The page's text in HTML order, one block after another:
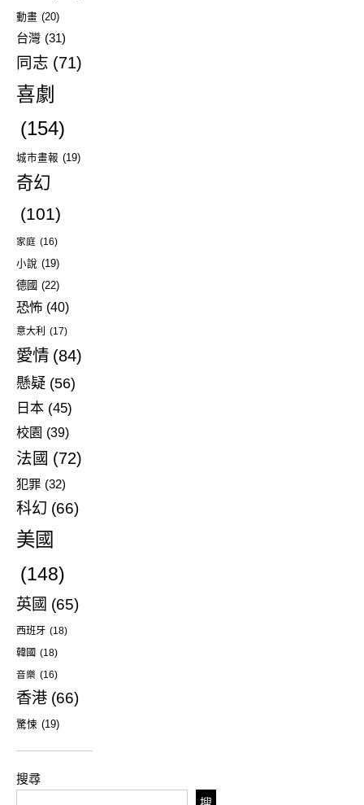
動畫 (20)
台灣 (31)
同志 (71)
喜劇
(154)
城市畫報 (19)
奇幻
(101)
家庭 (16)
小說 (19)
德國 (22)
恐怖 (40)
意大利 (17)
愛情 (84)
懸疑 (56)
日本 (45)
校園 (39)
法國 (72)
犯罪 (32)
科幻 (66)
美國
(148)
英國 (65)
西班牙 (18)
韓國 (18)
音樂 (16)
香港 (66)
驚悚 (19)
搜尋